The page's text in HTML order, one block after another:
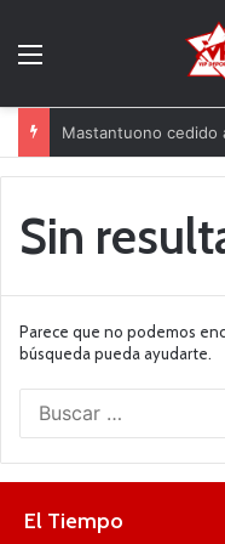
Mastantuono cedido
Sin
Parece que no podemos
búsqueda pueda ayudarte.
El Tiempo